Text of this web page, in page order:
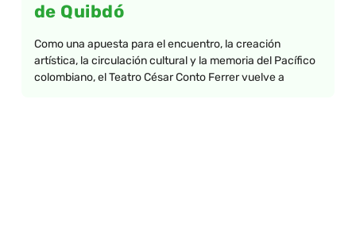
de Quibdó
Como una apuesta para el encuentro, la creación
artística, la circulación cultural y la memoria del Pacífico
colombiano, el Teatro César Conto Ferrer vuelve a